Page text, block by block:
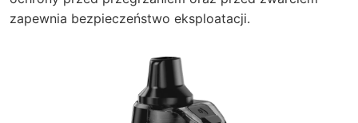
zapewnia bezpieczeństwo eksploatacji.